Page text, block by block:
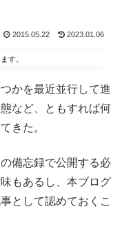
2015.05.22 2023.01.06
す。
かを最近並行して進
など、ともすれば何
きた。
備忘録で公開する必
もあるし、本ブログ
として認めておくこ